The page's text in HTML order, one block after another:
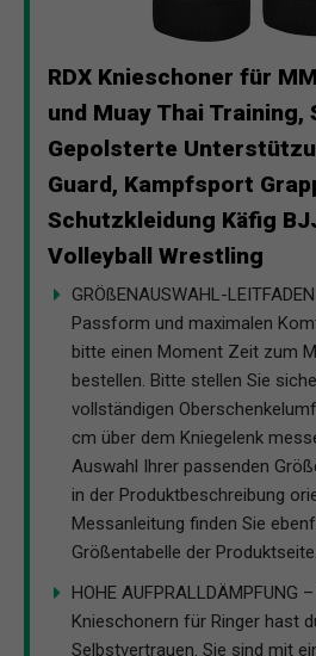
RDX Knieschoner für
und Muay Thai
Gepolsterte
Guard, Kampfsport
Schutzkleidung Käfig
Volleyball Wrestling
GRÖßENAUSWAHL-
Passform und maximalen
bitte einen Moment Zeit zum
bestellen. Bitte stellen Sie
vollständigen
cm über dem Kniegelenk
Auswahl Ihrer passenden
in der Produktbeschreibung
Messanleitung finden Sie
Größentabelle der Produktseite.
HOHE AUFPRALLDÄMPFUNG
Knieschonern für Ringer hast
Selbstvertrauen. Sie sind mit